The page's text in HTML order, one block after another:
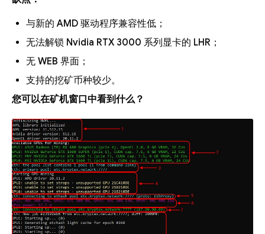
与新的 AMD 驱动程序兼容性低；
无法解锁 Nvidia RTX 3000 系列显卡的 LHR；
无 WEB 界面；
支持的挖矿币种较少。
您可以在矿机窗口中看到什么？